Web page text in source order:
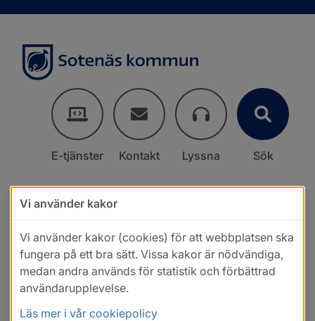
E-tjänster Kontakt Lyssna Sök
Vi använder kakor
Vi använder kakor (cookies) för att webbplatsen ska
fungera på ett bra sätt. Vissa kakor är nödvändiga,
medan andra används för statistik och förbättrad
användarupplevelse.
Läs mer i vår cookiepolicy